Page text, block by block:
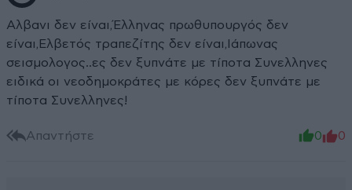
Αλβανι δεν είναι,Έλληνας πρωθυπουργός δεν
είναι,Ελβετός τραπεζίτης δεν είναι,Ιάπωνας
σεισμολογος..ες δεν ξυπνάτε με τίποτα Συνελληνες
ειδικά οι νεοδημοκράτες με κόρες δεν ξυπνάτε με
τίποτα Συνελληνες!
Απαντήστε 0 0